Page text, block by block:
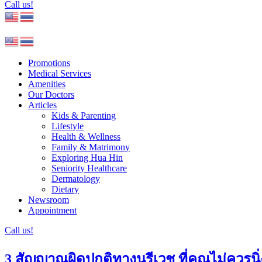
Call us!
Promotions
Medical Services
Amenities
Our Doctors
Articles
Kids & Parenting
Lifestyle
Health & Wellness
Family & Matrimony
Exploring Hua Hin
Seniority Healthcare
Dermatology
Dietary
Newsroom
Appointment
Call us!